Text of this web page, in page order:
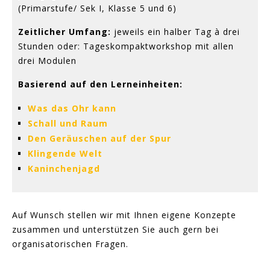
(Primarstufe/ Sek I, Klasse 5 und 6)
Zeitlicher Umfang: jeweils ein halber Tag à drei
Stunden oder: Tageskompaktworkshop mit allen
drei Modulen
Basierend auf den Lerneinheiten:
Was das Ohr kann
Schall und Raum
Den Geräuschen auf der Spur
Klingende Welt
Kaninchenjagd
Auf Wunsch stellen wir mit Ihnen eigene Konzepte
zusammen und unterstützen Sie auch gern bei
organisatorischen Fragen.